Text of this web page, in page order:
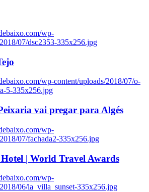
wp-
07/dsc2353-335x256.jpg
wp-content/uploads/2018/07/o-
5-335x256.jpg
vai pregar para Algés
wp-
07/fachada2-335x256.jpg
| World Travel Awards
wp-
06/la_villa_sunset-335x256.jpg